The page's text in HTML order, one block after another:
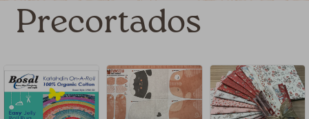
Precortados